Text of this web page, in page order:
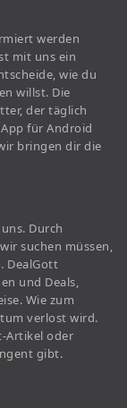
werden
mit uns ein
wie du
willst. Die
der täglich
für Android
bringen dir die
Durch
suchen müssen,
DealGott
und Deals,
Wie zum
verlost wird.
Artikel oder
gibt.